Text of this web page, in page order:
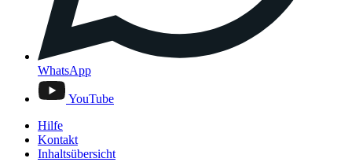
WhatsApp
YouTube
Hilfe
Kontakt
Inhaltsübersicht